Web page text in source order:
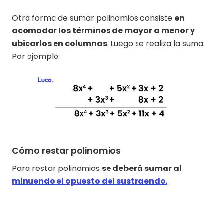
Otra forma de sumar polinomios consiste en
acomodar los términos de mayor a menor y
ubicarlos en columnas. Luego se realiza la suma.
Por ejemplo:
Cómo restar polinomios
Para restar polinomios se deberá sumar al
minuendo el opuesto del sustraendo.